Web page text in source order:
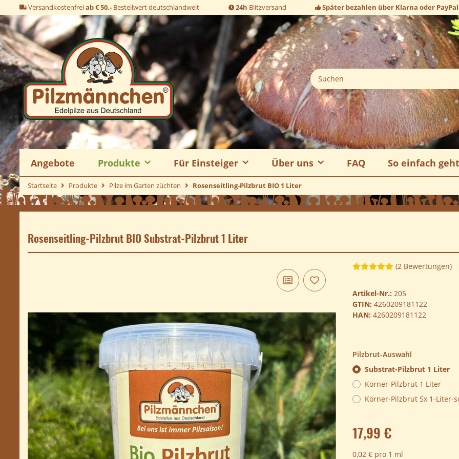
Versandkostenfreiab € 50,- Bestellwert deutschlandweit 24h Blitzversand Später bezahlen über Klarna oder PayPal
Angebote Produkte Für Einsteiger Über uns FAQ So einfach
Startseite Produkte Pilze im Garten züchten Rosenseitling-Pilzbrut BIO 1 Liter
Rosenseitling-Pilzbrut BIO Substrat-Pilzbrut 1 Liter
(2 Bewertungen)
Artikel-Nr.: 205
GTIN: 4260209181122
HAN: 4260209181122
Pilzbrut-Auswahl
Substrat-Pilzbrut 1 Liter
Körner-Pilzbrut 1 Liter
Körner-Pilzbrut 5x 1-Liter-
17,99 €
0,02 € pro 1 ml